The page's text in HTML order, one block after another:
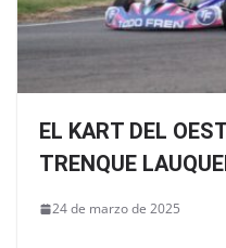
EL KART DEL
TRENQUE
24 de marzo de 2025